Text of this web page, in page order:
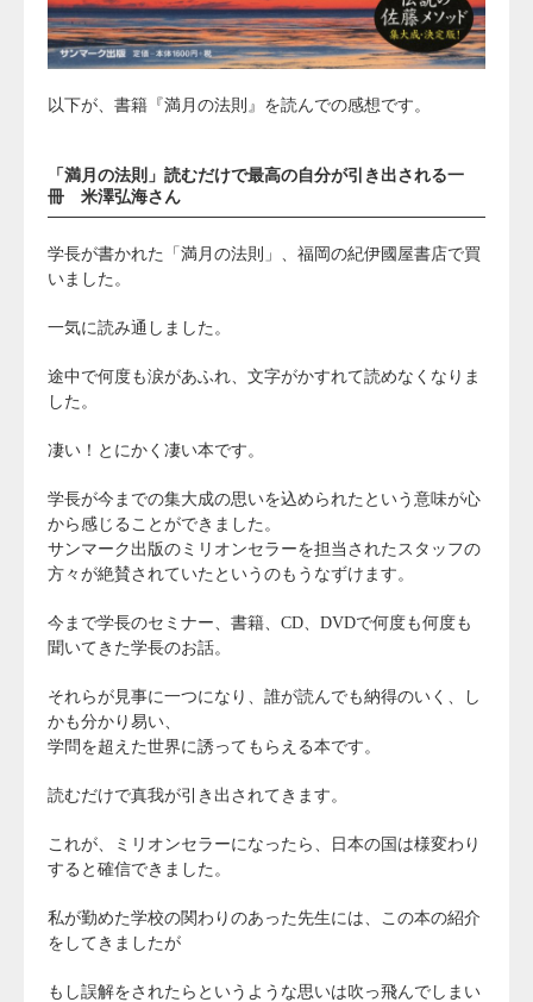
以下が、書籍『満月の法則』を読んでの感想です。
「満月の法則」読むだけで最高の自分が引き出される一
冊 米澤弘海さん
学長が書かれた「満月の法則」、福岡の紀伊國屋書店で買
いました。
一気に読み通しました。
途中で何度も涙があふれ、文字がかすれて読めなくなりま
した。
凄い！とにかく凄い本です。
学長が今までの集大成の思いを込められたという意味が心
から感じることができました。
サンマーク出版のミリオンセラーを担当されたスタッフの
方々が絶賛されていたというのもうなずけます。
今まで学長のセミナー、書籍、CD、DVDで何度も何度も
聞いてきた学長のお話。
それらが見事に一つになり、誰が読んでも納得のいく、し
かも分かり易い、
学問を超えた世界に誘ってもらえる本です。
読むだけで真我が引き出されてきます。
これが、ミリオンセラーになったら、日本の国は様変わり
すると確信できました。
私が勤めた学校の関わりのあった先生には、この本の紹介
をしてきましたが
もし誤解をされたらというような思いは吹っ飛んでしまい